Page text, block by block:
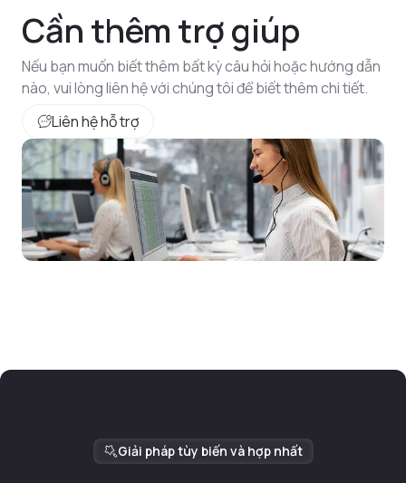
Cần thêm trợ giúp
Nếu bạn muốn biết thêm bất kỳ câu hỏi hoặc hướng dẫn
nào, vui lòng liên hệ với chúng tôi để biết thêm chi tiết.
Liên hệ hỗ trợ
Giải pháp tùy biến và hợp nhất